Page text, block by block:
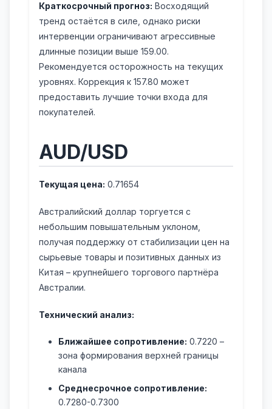
Краткосрочный прогноз: Восходящий
тренд остаётся в силе, однако риски
интервенции ограничивают агрессивные
длинные позиции выше 159.00.
Рекомендуется осторожность на текущих
уровнях. Коррекция к 157.80 может
предоставить лучшие точки входа для
покупателей.
AUD/USD
Текущая цена: 0.71654
Австралийский доллар торгуется с
небольшим повышательным уклоном,
получая поддержку от стабилизации цен на
сырьевые товары и позитивных данных из
Китая – крупнейшего торгового партнёра
Австралии.
Технический анализ:
Ближайшее сопротивление: 0.7220 –
зона формирования верхней границы
канала
Среднесрочное сопротивление:
0.7280-0.7300